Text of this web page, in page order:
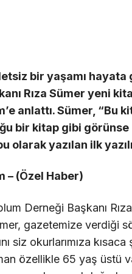
bir yaşamı
Rıza Sümer yeni
anlattı. Sümer, “Bu
bir kitap gibi
olarak yazılan ilk
– (Özel Haber)
Derneği Başkanı
gazetemize verdiği
siz okurlarımıza
özellikle 65 yaş üstü